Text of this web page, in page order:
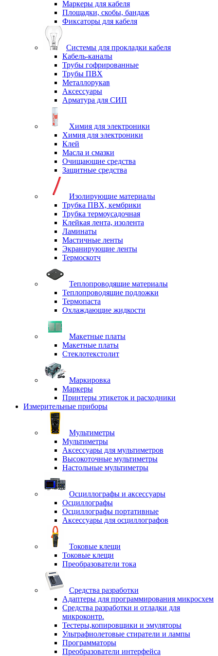
Маркеры для кабеля
Площадки, скобы, бандаж
Фиксаторы для кабеля
Системы для прокладки кабеля
Кабель-каналы
Трубы гофрированные
Трубы ПВХ
Металлорукав
Аксессуары
Арматура для СИП
Химия для электроники
Химия для электроники
Клей
Масла и смазки
Очищающие средства
Защитные средства
Изолирующие материалы
Трубка ПВХ, кембрики
Трубка термоусадочная
Клейкая лента, изолента
Ламинаты
Мастичные ленты
Экранирующие ленты
Термоскотч
Теплопроводящие материалы
Теплопроводящие подложки
Термопаста
Охлаждающие жидкости
Макетные платы
Макетные платы
Стеклотекстолит
Маркировка
Маркеры
Принтеры этикеток и расходники
Измерительные приборы
Мультиметры
Мультиметры
Аксессуары для мультиметров
Высокоточные мультиметры
Настольные мультиметры
Осциллографы и аксессуары
Осциллографы
Осциллографы портативные
Аксессуары для осциллографов
Токовые клещи
Токовые клещи
Преобразователи тока
Средства разработки
Адаптеры для программирования микросхем
Средства разработки и отладки для
микроконтр.
Тестеры,копировщики и эмуляторы
Ультрафиолетовые стиратели и лампы
Программаторы
Преобразователи интерфейса